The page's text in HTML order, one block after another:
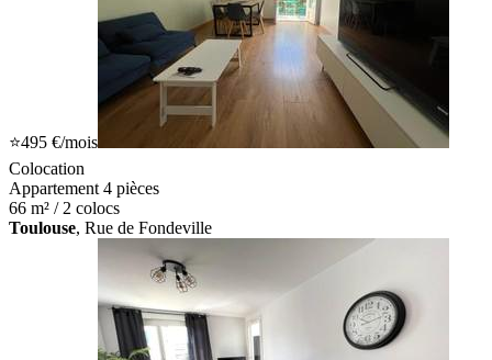
⭐495 €/mois
Colocation
Appartement 4 pièces
66 m² / 2 colocs
Toulouse, Rue de Fondeville